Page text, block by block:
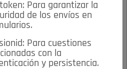
muy
Para garantizar la
de los envíos en
Para cuestiones
con la
y persistencia.